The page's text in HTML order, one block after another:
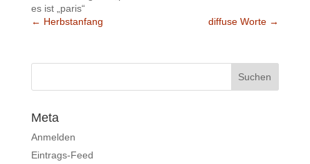
es ist „paris“
← Herbstanfang diffuse Worte →
Meta
Anmelden
Eintrags-Feed